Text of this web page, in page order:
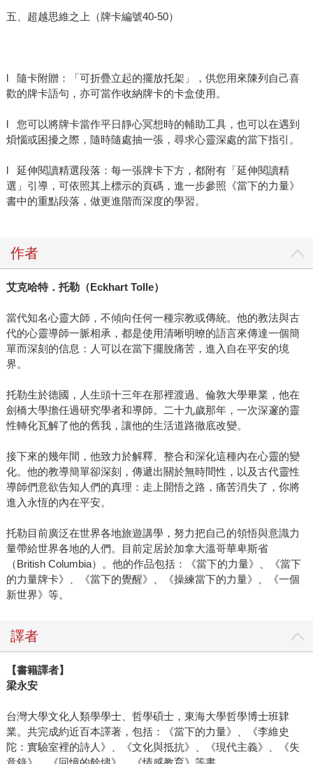
五、超越思維之上（牌卡編號40-50）
l 隨卡附贈：「可折疊立起的擺放托架」，供您用來陳列自己喜
歡的牌卡語句，亦可當作收納牌卡的卡盒使用。
l 您可以將牌卡當作平日靜心冥想時的輔助工具，也可以在遇到
煩惱或困擾之際，隨時隨處抽一張，尋求心靈深處的當下指引。
l 延伸閱讀精選段落：每一張牌卡下方，都附有「延伸閱讀精
選」引導，可依照其上標示的頁碼，進一步參照《當下的力量》
書中的重點段落，做更進階而深度的學習。
作者
艾克哈特．托勒（Eckhart Tolle）
當代知名心靈大師，不傾向任何一種宗教或傳統。他的教法與古
代的心靈導師一脈相承，都是使用清晰明暸的語言來傳達一個簡
單而深刻的信息：人可以在當下擺脫痛苦，進入自在平安的境
界。
托勒生於德國，人生頭十三年在那裡渡過。倫敦大學畢業，他在
劍橋大學擔任過研究學者和導師。二十九歲那年，一次深邃的靈
性轉化瓦解了他的舊我，讓他的生活道路徹底改變。
接下來的幾年間，他致力於解釋、整合和深化這種內在心靈的變
化。他的教導簡單卻深刻，傳遞出關於無時間性，以及古代靈性
導師們意欲告知人們的真理：走上開悟之路，痛苦消失了，你將
進入永恆的內在平安。
托勒目前廣泛在世界各地旅遊講學，努力把自己的領悟與意識力
量帶給世界各地的人們。目前定居於加拿大溫哥華卑斯省
（British Columbia）。他的作品包括：《當下的力量》、《當下
的力量牌卡》、《當下的覺醒》、《操練當下的力量》、《一個
新世界》等。
譯者
【書籍譯者】
梁永安
台灣大學文化人類學學士、哲學碩士，東海大學哲學博士班肄
業。共完成約近百本譯著，包括：《當下的力量》、《李維史
陀：實驗室裡的詩人》、《文化與抵抗》、《現代主義》、《失